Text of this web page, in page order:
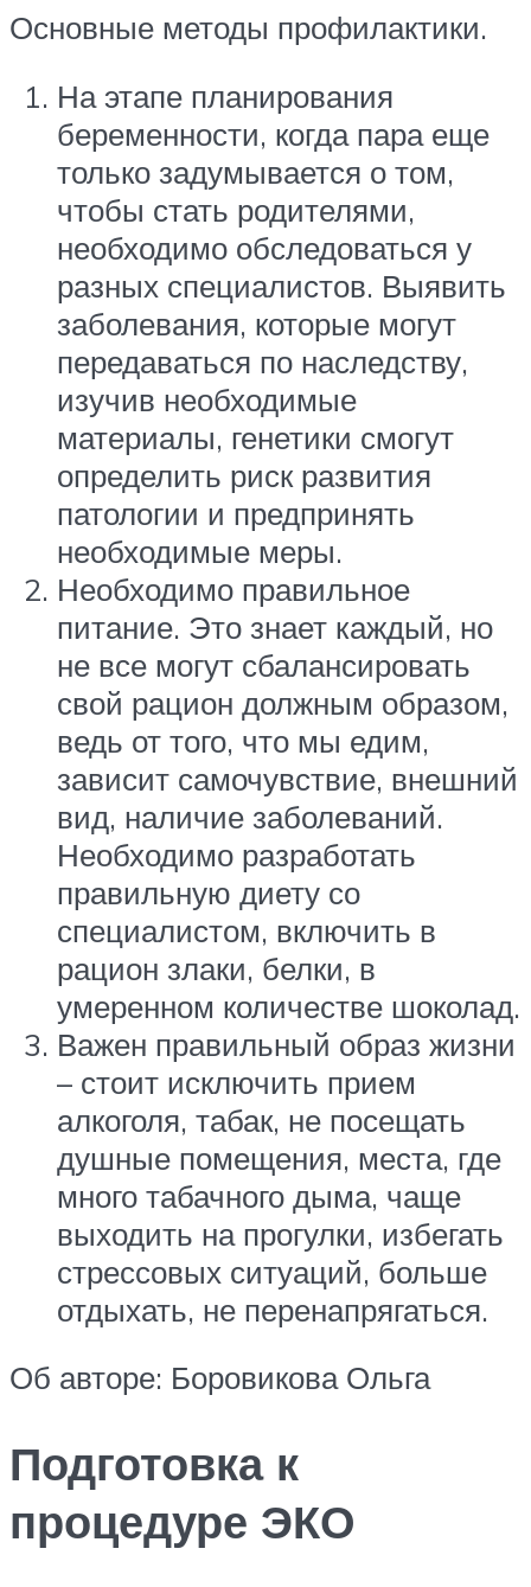
Основные методы профилактики.
На этапе планирования
беременности, когда пара еще
только задумывается о том,
чтобы стать родителями,
необходимо обследоваться у
разных специалистов. Выявить
заболевания, которые могут
передаваться по наследству,
изучив необходимые
материалы, генетики смогут
определить риск развития
патологии и предпринять
необходимые меры.
Необходимо правильное
питание. Это знает каждый, но
не все могут сбалансировать
свой рацион должным образом,
ведь от того, что мы едим,
зависит самочувствие, внешний
вид, наличие заболеваний.
Необходимо разработать
правильную диету со
специалистом, включить в
рацион злаки, белки, в
умеренном количестве шоколад.
Важен правильный образ жизни
– стоит исключить прием
алкоголя, табак, не посещать
душные помещения, места, где
много табачного дыма, чаще
выходить на прогулки, избегать
стрессовых ситуаций, больше
отдыхать, не перенапрягаться.
Об авторе: Боровикова Ольга
Подготовка к
процедуре ЭКО